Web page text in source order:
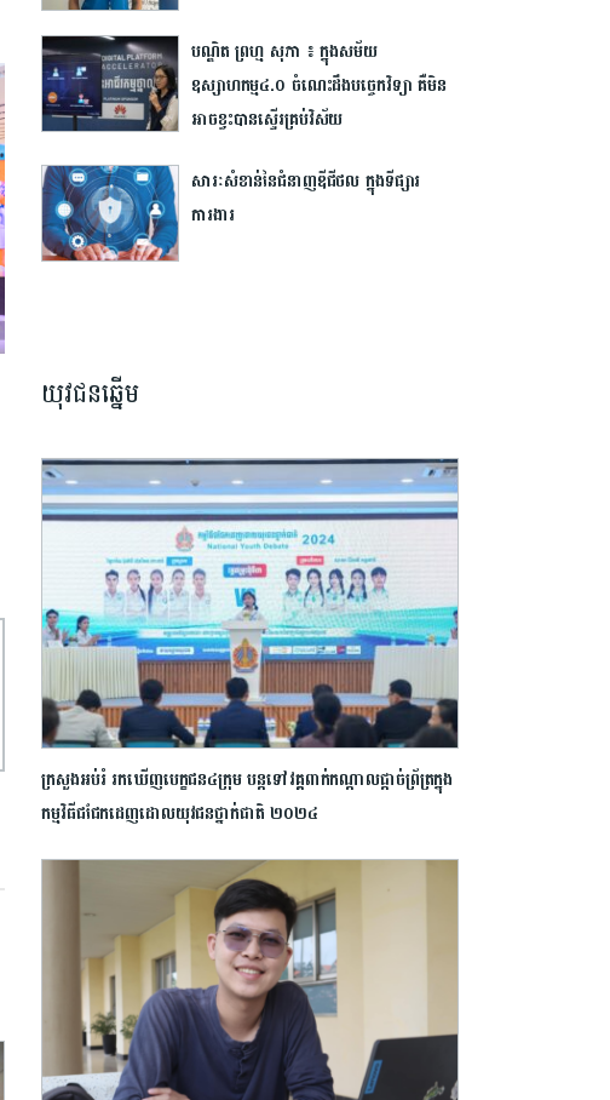
បណ្ឌិត ព្រហ្ម សុភា ៖ ក្នុងសម័យ​
ឧស្សាហកម្ម៤.០ ចំណេះដឹងបច្ចេកវិទ្យា គឺ​មិន​
អាច​ខ្វះបានស្ទើរ​គ្រប់វិស័យ
សារៈសំខាន់នៃជំនាញឌីជីថល ក្នុងទីផ្សារ​
ការងារ
យុវជនឆ្នើម
ក្រសួងអប់រំ រកឃើញបេក្ខជន៤ក្រុម បន្តទៅវគ្គពាក់កណ្ដាលផ្ដាច់ព្រ័ត្រក្នុង
កម្មវិធីជជែកដេញដោលយុវជនថ្នាក់ជាតិ ២០២៤